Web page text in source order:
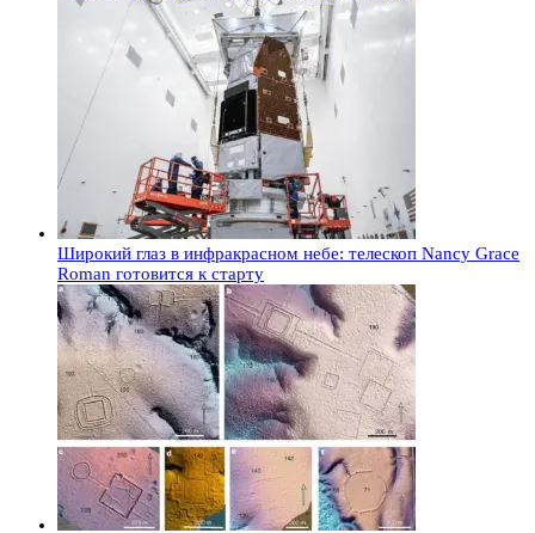
Широкий глаз в инфракрасном небе: телескоп Nancy Grace
Roman готовится к старту